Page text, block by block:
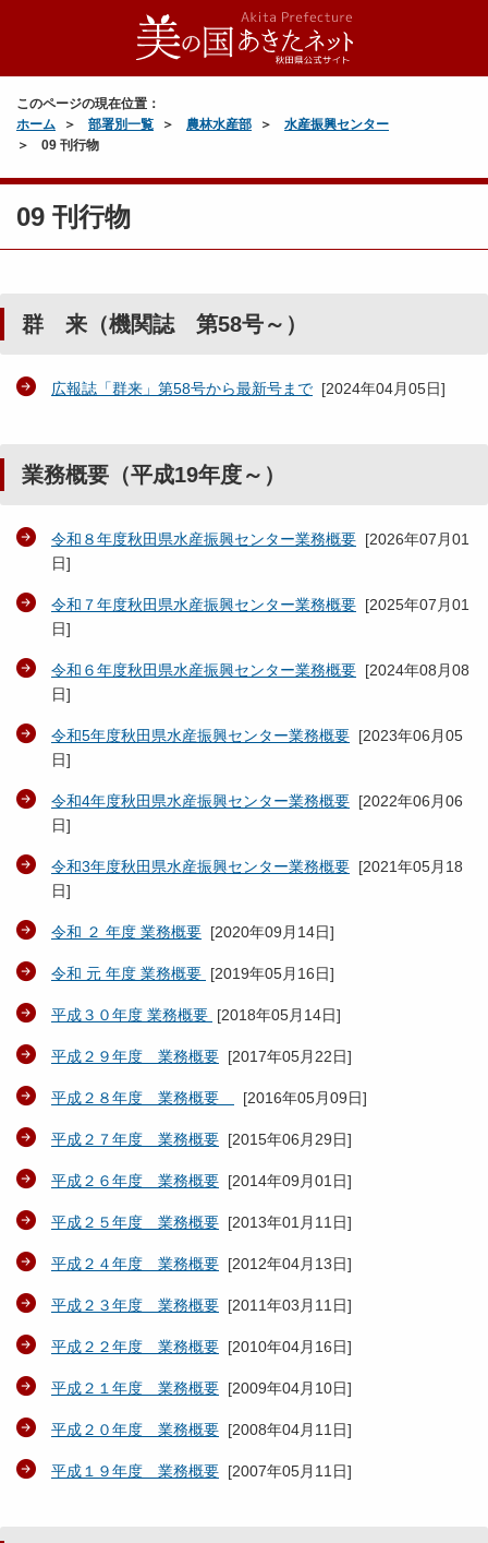
このページの現在位置：
ホーム
部署別一覧 農林水産部
水産振興センター
09 刊行物
09 刊行物
群 来（機関誌 第58号～）
広報誌「群来」第58号から最新号まで [2024年04月05日]
業務概要（平成19年度～）
令和８年度秋田県水産振興センター業務概要 [2026年07月01
日]
令和７年度秋田県水産振興センター業務概要 [2025年07月01
日]
令和６年度秋田県水産振興センター業務概要 [2024年08月08
日]
令和5年度秋田県水産振興センター業務概要 [2023年06月05
日]
令和4年度秋田県水産振興センター業務概要 [2022年06月06
日]
令和3年度秋田県水産振興センター業務概要 [2021年05月18
日]
令和 ２ 年度 業務概要 [2020年09月14日]
令和 元 年度 業務概要 [2019年05月16日]
平成３０年度 業務概要 [2018年05月14日]
平成２９年度 業務概要 [2017年05月22日]
平成２８年度 業務概要 [2016年05月09日]
平成２７年度 業務概要 [2015年06月29日]
平成２６年度 業務概要 [2014年09月01日]
平成２５年度 業務概要 [2013年01月11日]
平成２４年度 業務概要 [2012年04月13日]
平成２３年度 業務概要 [2011年03月11日]
平成２２年度 業務概要 [2010年04月16日]
平成２１年度 業務概要 [2009年04月10日]
平成２０年度 業務概要 [2008年04月11日]
平成１９年度 業務概要 [2007年05月11日]